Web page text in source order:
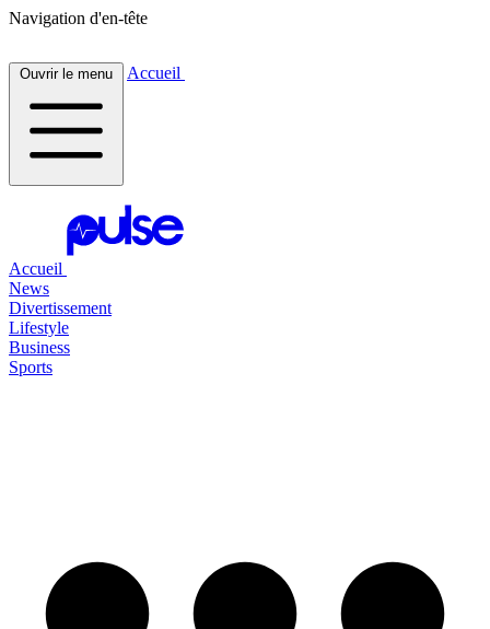
Navigation d'en-tête
Ouvrir le menu Accueil
Accueil
News
Divertissement
Lifestyle
Business
Sports